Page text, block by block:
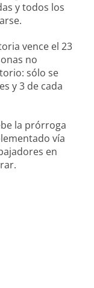
y todos los
vence el 23
no
sólo se
y 3 de cada
la prórroga
vía
en